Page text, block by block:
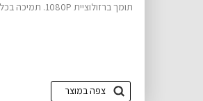
תומך ברזולוציית 1080P. תמיכה בכל ה...
צפה במוצר